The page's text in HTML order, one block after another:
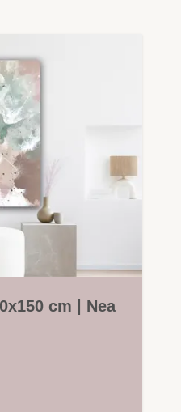
cm | Nea